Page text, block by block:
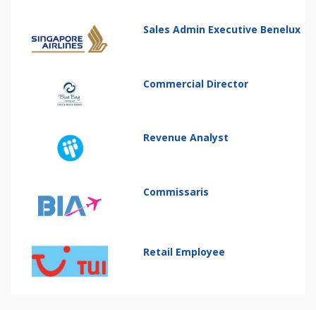
Sales Admin Executive Benelux
Commercial Director
Revenue Analyst
Commissaris
Retail Employee